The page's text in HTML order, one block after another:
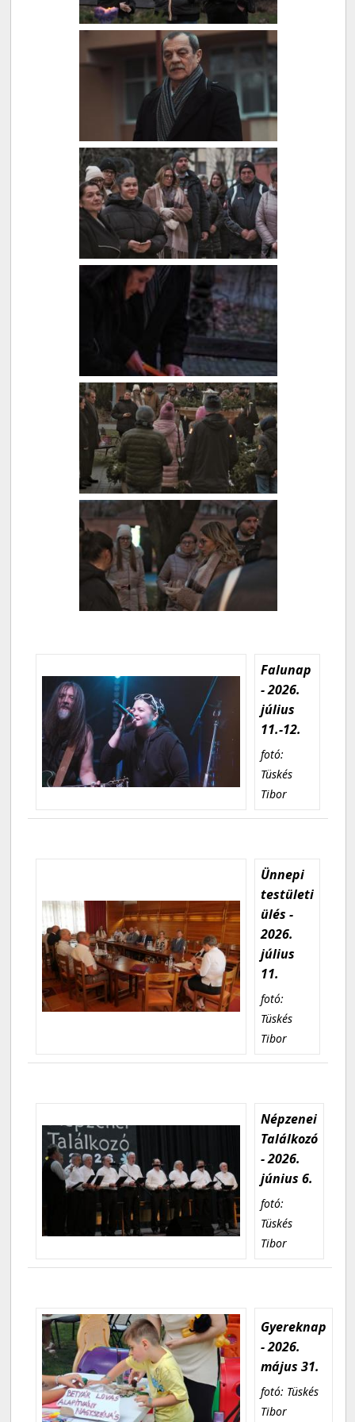
Falunap
- 2026.
július
11.-12.
fotó:
Tüskés
Tibor
Ünnepi
testületi
ülés -
2026.
július
11.
fotó:
Tüskés
Tibor
Népzenei
Találkozó
- 2026.
június 6.
fotó:
Tüskés
Tibor
Gyereknap
- 2026.
május 31.
fotó: Tüskés
Tibor